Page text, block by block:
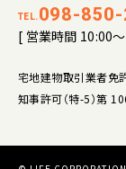
TEL. 098-
[ 営業時間 10:00
宅地建物取引業者免
知事許可（特-5）第